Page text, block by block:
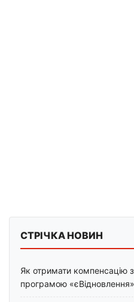
СТРІЧКА НОВИН
Як отримати компенсацію
програмою